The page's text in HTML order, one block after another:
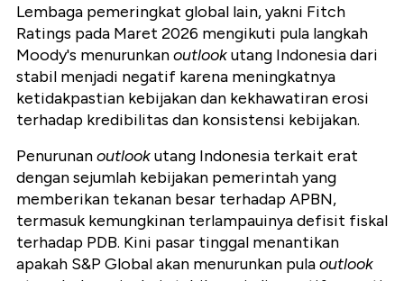
Lembaga pemeringkat global lain, yakni Fitch
Ratings pada Maret 2026 mengikuti pula langkah
Moody's menurunkanoutlookutang Indonesia dari
stabil menjadi negatif karena meningkatnya
ketidakpastian kebijakan dan kekhawatiran erosi
terhadap kredibilitas dan konsistensi kebijakan.
Penurunanoutlookutang Indonesia terkait erat
dengan sejumlah kebijakan pemerintah yang
memberikan tekanan besar terhadap APBN,
termasuk kemungkinan terlampauinya defisit fiskal
terhadap PDB. Kini pasar tinggal menantikan
apakah S&P Global akan menurunkan pulaoutlook